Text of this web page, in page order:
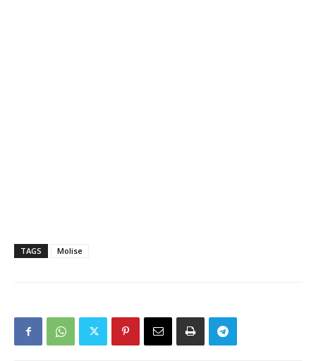
TAGS Molise